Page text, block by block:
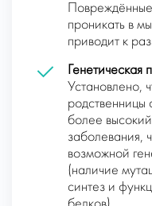
Повреждённые
проникать в
приводит к
Генетическая
Установлено,
родственницы
более высокий
заболевания,
возможной
(наличие
синтез и